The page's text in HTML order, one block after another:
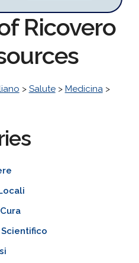
Ricovero
> Salute> Medicina>